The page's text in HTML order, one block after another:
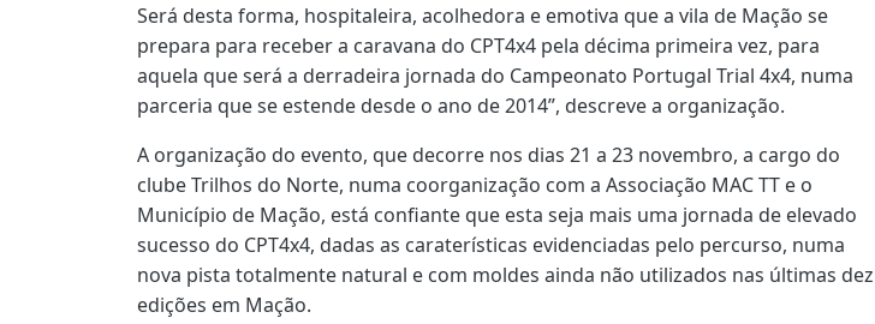
Será desta forma, hospitaleira, acolhedora e emotiva que a vila de Mação se
prepara para receber a caravana do CPT4x4 pela décima primeira vez, para
aquela que será a derradeira jornada do Campeonato Portugal Trial 4x4, numa
parceria que se estende desde o ano de 2014”, descreve a organização.
A organização do evento, que decorre nos dias 21 a 23 novembro, a cargo do
clube Trilhos do Norte, numa coorganização com a Associação MAC TT e o
Município de Mação, está confiante que esta seja mais uma jornada de elevado
sucesso do CPT4x4, dadas as caraterísticas evidenciadas pelo percurso, numa
nova pista totalmente natural e com moldes ainda não utilizados nas últimas dez
edições em Mação.